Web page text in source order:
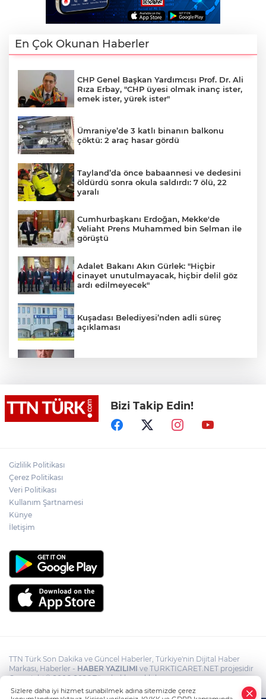
En Çok Okunan Haberler
CHP Genel Başkan Yardımcısı Prof. Dr. Ali
Rıza Erbay, "CHP üyesi olmak inanç ister,
emek ister, yürek ister"
Ümraniye’de 3 katlı binanın balkonu
çöktü: 2 araç hasar gördü
Tayland’da önce babaannesi ve dedesini
öldürdü sonra okula saldırdı: 7 ölü, 22
yaralı
Cumhurbaşkanı Erdoğan, Mekke'de
Veliaht Prens Muhammed bin Selman ile
görüştü
Adalet Bakanı Akın Gürlek: "Hiçbir
cinayet unutulmayacak, hiçbir delil göz
ardı edilmeyecek"
Kuşadası Belediyesi’nden adli süreç
açıklaması
Yeni aldığı motosikletle kaza yapan genç
gözyaşları arasında toprağa verildi
Cumhurbaşkanı Erdoğan, Suudi
Bizi Takip Edin!
Gizlilik Politikası
Çerez Politikası
Veri Politikası
Kullanım Şartnamesi
Künye
İletişim
TTN Türk Son Dakika ve Güncel Haberler, Türkiye'nin Dijital Haber
Markası, Haberler - HABER YAZILIMI ve TURKTICARET.NET projesidir
Copyright© 2006-2026 Tüm hakları saklıdır.
Sizlere daha iyi hizmet sunabilmek adına sitemizde çerez